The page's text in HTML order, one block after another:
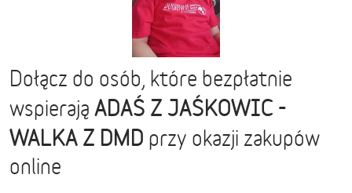
Dołącz do osób, które bezpłatnie
wspierają ADAŚ Z JAŚKOWIC -
WALKA Z DMD przy okazji zakupów
online